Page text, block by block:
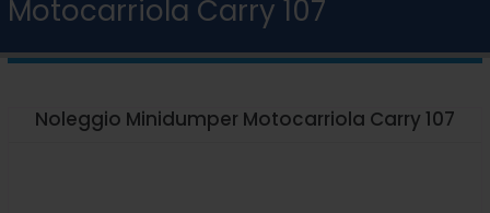
Motocarriola Carry 107
Noleggio Minidumper Motocarriola Carry 107